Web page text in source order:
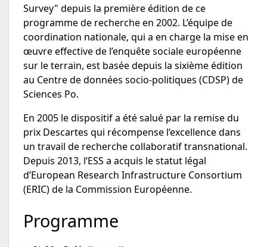
Survey" depuis la première édition de ce
programme de recherche en 2002. L’équipe de
coordination nationale, qui a en charge la mise en
œuvre effective de l’enquête sociale européenne
sur le terrain, est basée depuis la sixième édition
au Centre de données socio-politiques (CDSP) de
Sciences Po.
En 2005 le dispositif a été salué par la remise du
prix Descartes qui récompense l’excellence dans
un travail de recherche collaboratif transnational.
Depuis 2013, l’ESS a acquis le statut légal
d’European Research Infrastructure Consortium
(ERIC) de la Commission Européenne.
Programme